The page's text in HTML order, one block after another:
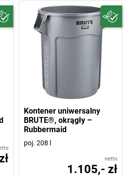
Kontener uniwersalny
BRUTE®, okrągły –
Rubbermaid
poj. 208 l
netto
1.105,- zł